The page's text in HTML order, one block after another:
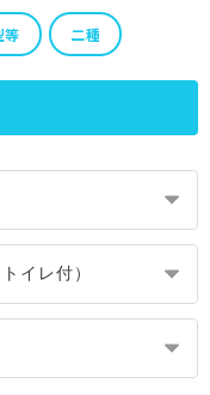
等 二種